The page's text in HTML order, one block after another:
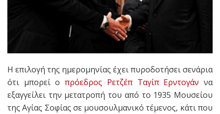
Η επιλογή της ημερομηνίας έχει πυροδοτήσει σενάρια
ότι μπορεί οπρόεδρος Ρετζέπ Ταγίπ Ερντογάν να
εξαγγείλει την μετατροπή του από το 1935 Μουσείου
της Αγίας Σοφίας σε μουσουλμανικό τέμενος, κάτι που